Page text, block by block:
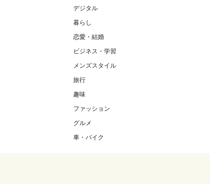
デジタル
暮らし
恋愛・結婚
ビジネス・学習
メンズスタイル
旅行
趣味
ファッション
グルメ
車・バイク